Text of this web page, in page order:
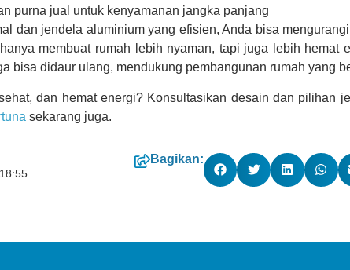
purna jual untuk kenyamanan jangka panjang
dan jendela aluminium yang efisien, Anda bisa
membuat rumah lebih nyaman, tapi juga lebih hemat
bisa didaur ulang, mendukung pembangunan rumah yang
dan hemat energi? Konsultasikan desain dan pilihan
sekarang juga.
Bagikan: